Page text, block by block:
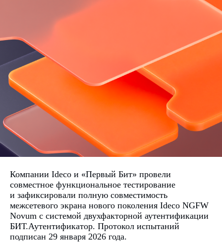
Компании Ideco и «Первый Бит» провели
совместное функциональное тестирование
и зафиксировали полную совместимость
межсетевого экрана нового поколения Ideco NGFW
Novum с системой двухфакторной аутентификации
БИТ.Аутентификатор. Протокол испытаний
подписан 29 января 2026 года.